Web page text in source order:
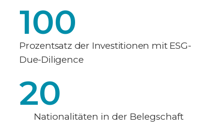
Prozentsatz der Investitionen mit ESG-
Due-Diligence
100
Nationalitäten in der Belegschaft
20